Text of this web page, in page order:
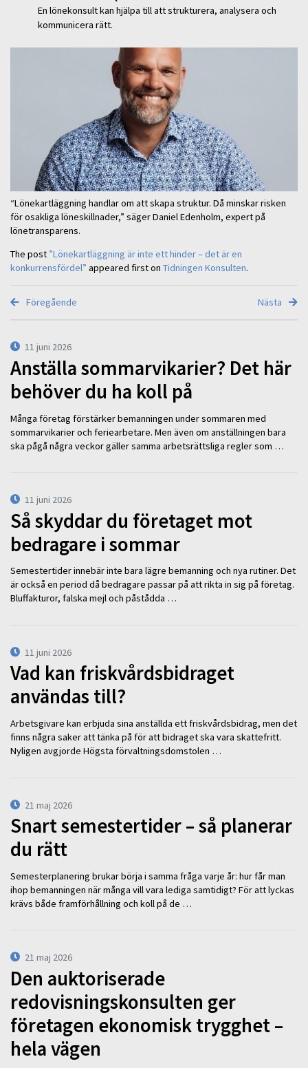
En lönekonsult kan hjälpa till att strukturera, analysera och
kommunicera rätt.
“Lönekartläggning handlar om att skapa struktur. Då minskar risken
för osakliga löneskillnader,” säger Daniel Edenholm, expert på
lönetransparens.
The post ”Lönekartläggning är inte ett hinder – det är en
konkurrensfördel” appeared first on Tidningen Konsulten.
Föregående Nästa
11 juni 2026
Anställa sommarvikarier? Det här
behöver du ha koll på
Många företag förstärker bemanningen under sommaren med
sommarvikarier och feriearbetare. Men även om anställningen bara
ska pågå några veckor gäller samma arbetsrättsliga regler som …
11 juni 2026
Så skyddar du företaget mot
bedragare i sommar
Semestertider innebär inte bara lägre bemanning och nya rutiner. Det
är också en period då bedragare passar på att rikta in sig på företag.
Bluffakturor, falska mejl och påstådda …
11 juni 2026
Vad kan friskvårdsbidraget
användas till?
Arbetsgivare kan erbjuda sina anställda ett friskvårdsbidrag, men det
finns några saker att tänka på för att bidraget ska vara skattefritt.
Nyligen avgjorde Högsta förvaltningsdomstolen …
21 maj 2026
Snart semestertider – så planerar
du rätt
Semesterplanering brukar börja i samma fråga varje år: hur får man
ihop bemanningen när många vill vara lediga samtidigt? För att lyckas
krävs både framförhållning och koll på de …
21 maj 2026
Den auktoriserade
redovisningskonsulten ger
företagen ekonomisk trygghet –
hela vägen